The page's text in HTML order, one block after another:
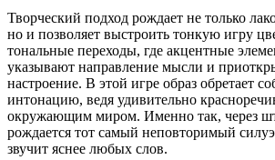
Творческий подход рождает не только
но и позволяет выстроить тонкую игру
тональные переходы, где акцентные
указывают направление мысли и
настроение. В этой игре образ обретает
интонацию, ведя удивительно
окружающим миром. Именно так, через
рождается тот самый неповторимый
звучит яснее любых слов.